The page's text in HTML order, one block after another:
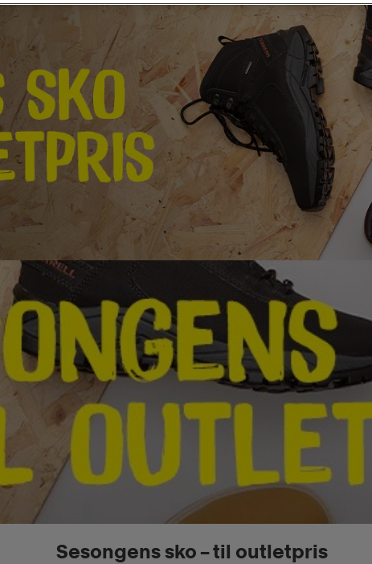
Sesongens sko – til outletpris